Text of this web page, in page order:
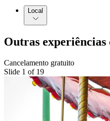
Local
Outras experiências
Cancelamento gratuito
Slide 1 of 19